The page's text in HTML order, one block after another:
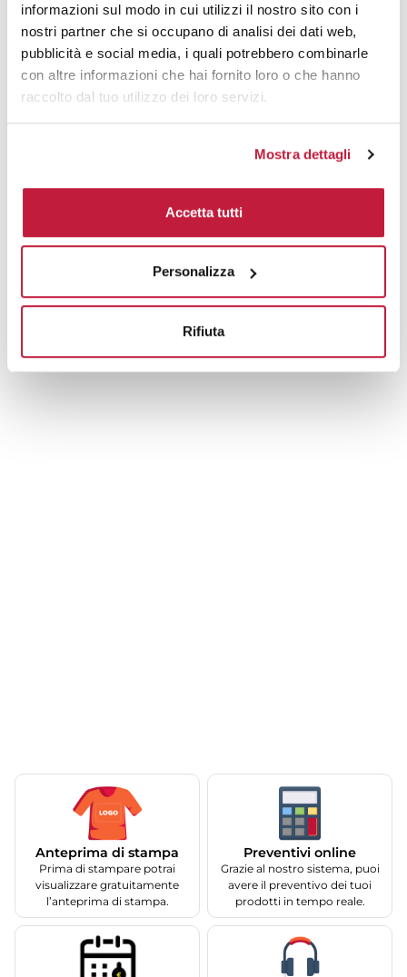
informazioni sul modo in cui utilizzi il nostro sito con i
nostri partner che si occupano di analisi dei dati web,
pubblicità e social media, i quali potrebbero combinarle
con altre informazioni che hai fornito loro o che hanno
raccolto dal tuo utilizzo dei loro servizi.
Mostra dettagli
Accetta tutti
Personalizza
Rifiuta
Anteprima di stampa
Prima di stampare potrai
visualizzare gratuitamente
l’anteprima di stampa.
Preventivi online
Grazie al nostro sistema, puoi
avere il preventivo dei tuoi
prodotti in tempo reale.